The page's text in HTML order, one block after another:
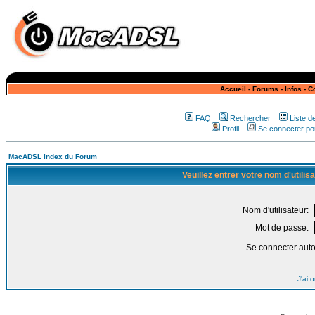
Accueil - Forums - Infos -
FAQ Rechercher
Liste
Profil
Se connecter
MacADSL Index du Forum
Veuillez entrer votre nom
Nom d'utilisateur:
Mot de passe:
Se connecter
J'ai